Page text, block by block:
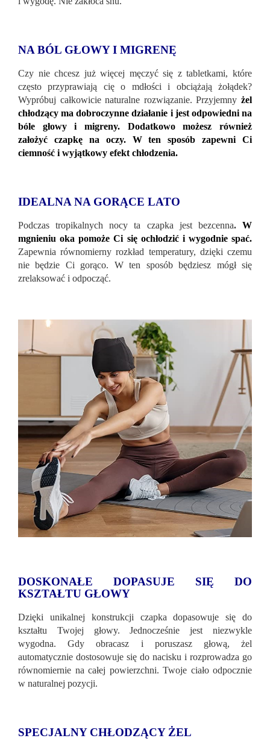
NA BÓL GŁOWY I MIGRENĘ
Czy nie chcesz już więcej męczyć się z tabletkami, które
często przyprawiają cię o mdłości i obciążają żołądek?
Wypróbuj całkowicie naturalne rozwiązanie. Przyjemny żel
chłodzący ma dobroczynne działanie i jest odpowiedni na
bóle głowy i migreny. Dodatkowo możesz również
założyć czapkę na oczy. W ten sposób zapewni Ci
ciemność i wyjątkowy efekt chłodzenia.
IDEALNA NA GORĄCE LATO
Podczas tropikalnych nocy ta czapka jest bezcenna.W
mgnieniu oka pomoże Ci się ochłodzić i wygodnie spać.
Zapewnia równomierny rozkład temperatury, dzięki czemu
nie będzie Ci gorąco. W ten sposób będziesz mógł się
zrelaksować i odpocząć.
DOSKONAŁE DOPASUJE SIĘ DO
KSZTAŁTU GŁOWY
Dzięki unikalnej konstrukcji czapka dopasowuje się do
kształtu Twojej głowy. Jednocześnie jest niezwykle
wygodna. Gdy obracasz i poruszasz głową, żel
automatycznie dostosowuje się do nacisku i rozprowadza go
równomiernie na całej powierzchni. Twoje ciało odpocznie
w naturalnej pozycji.
SPECJALNY CHŁODZĄCY ŻEL